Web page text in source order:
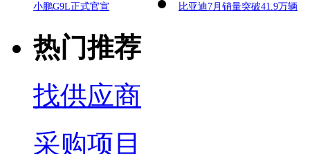
小鹏G9L正式官宣 比亚迪7月销量突破41.9万辆
热门推荐
找供应商
采购项目